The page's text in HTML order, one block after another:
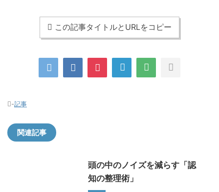
この記事タイトルとURLをコピー
-記事
関連記事
頭の中のノイズを減らす「認
知の整理術」